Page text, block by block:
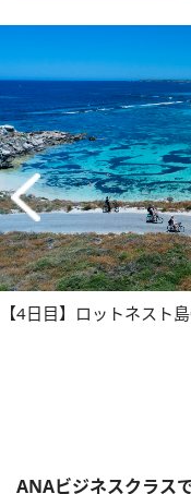
【4日目】ロットネスト
ANAビジネスクラス